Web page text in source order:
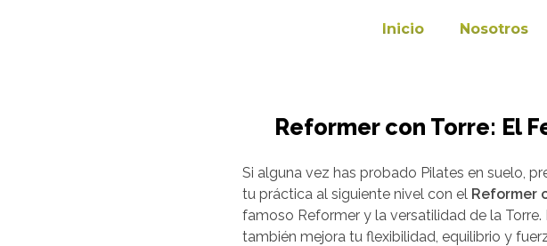
Inicio Nosotros
Reformer con Torre: El
Si alguna vez has probado Pilates en suelo,
tu práctica al siguiente nivel con el Reformer
famoso Reformer y la versatilidad de la
también mejora tu flexibilidad, equilibrio y